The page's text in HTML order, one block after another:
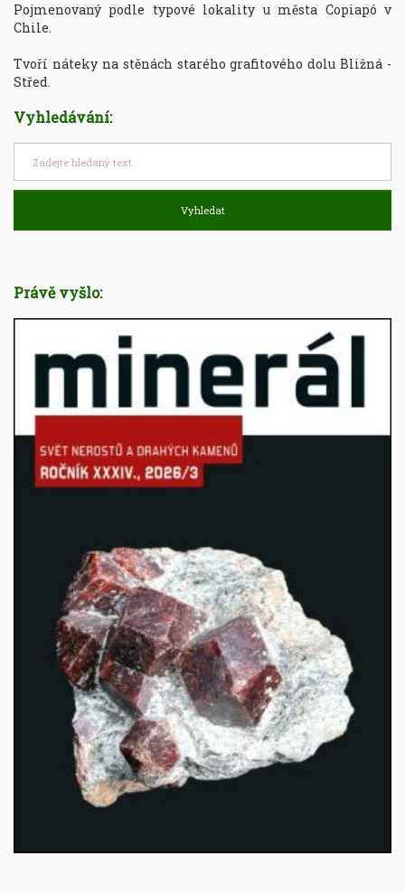
Pojmenovaný podle typové lokality u města Copiapó v
Chile.
Tvoří náteky na stěnách starého grafitového dolu Bližná -
Střed.
Vyhledávání:
Vyhledat
Právě vyšlo: